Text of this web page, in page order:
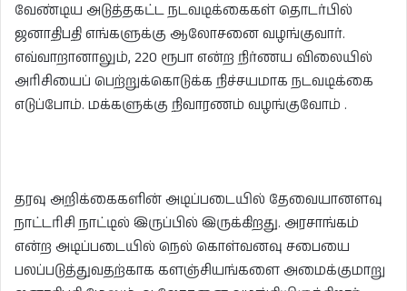
வேண்டிய அடுத்தகட்ட நடவடிக்கைகள் தொடர்பில்
ஜனாதிபதி எங்களுக்கு ஆலோசனை வழங்குவார்.
எவ்வாறானாலும், 220 ரூபா என்ற நிர்ணய விலையில்
அரிசியைப் பெற்றுக்கொடுக்க நிச்சயமாக நடவடிக்கை
எடுப்போம். மக்களுக்கு நிவாரணம் வழங்குவோம் .
தரவு அறிக்கைகளின் அடிப்படையில் தேவையானளவு
நாட்டரிசி நாட்டில் இருப்பில் இருக்கிறது. அரசாங்கம்
என்ற அடிப்படையில் நெல் கொள்வனவு சபையை
பலப்படுத்துவதற்காக களஞ்சியங்களை அமைக்குமாறு